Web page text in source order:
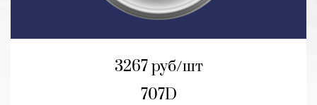
3267 руб/шт
707D